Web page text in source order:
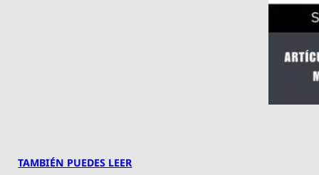
TAMBIÉN PUEDES LEER